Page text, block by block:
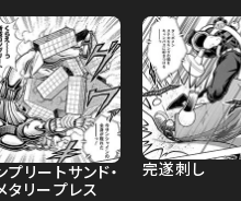
プリートサンド・
タリープレス
完遂刺し